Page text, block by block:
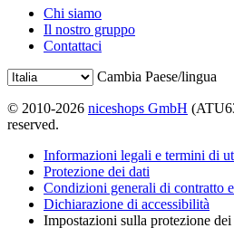
Chi siamo
Il nostro gruppo
Contattaci
Cambia Paese/lingua
© 2010-2026 niceshops GmbH
reserved.
Informazioni legali e termini di
Protezione dei dati
Condizioni generali di contratto
Dichiarazione di accessibilità
Impostazioni sulla protezione dei